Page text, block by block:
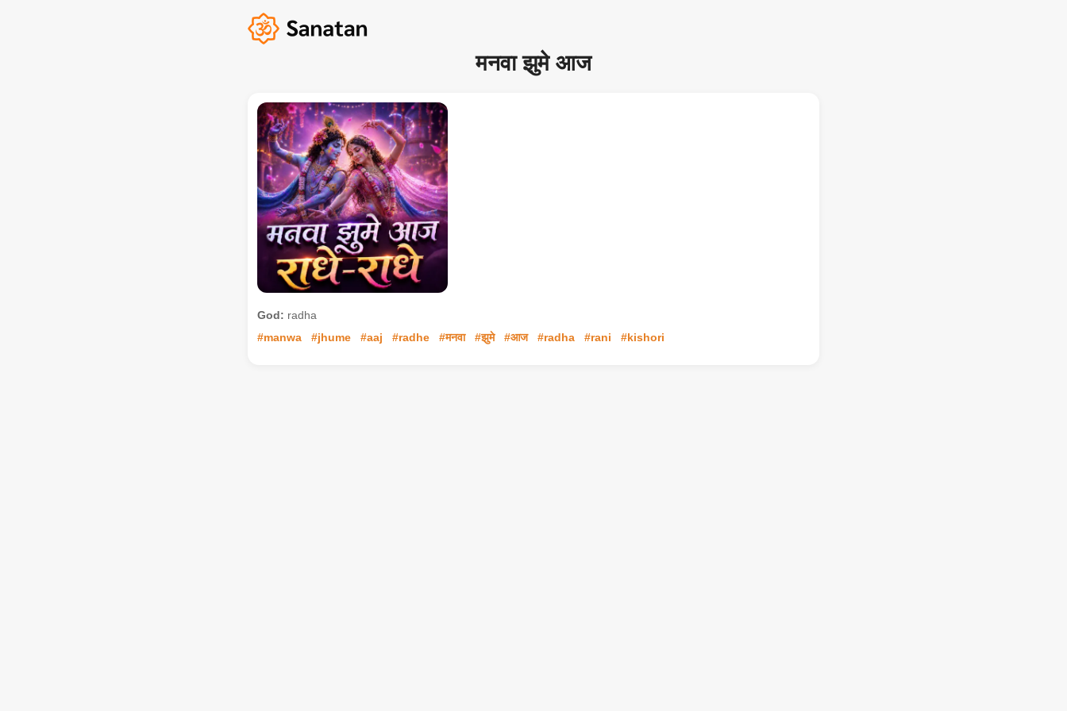
मनवा झुमे आज
God: radha
#manwa
#jhume #aaj #radhe #मनवा #झुमे #आज #radha #rani #kishori